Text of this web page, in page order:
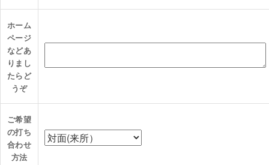
ホーム
ページ
などあ
りまし
たらど
うぞ
ご希望
の打ち
合わせ
方法